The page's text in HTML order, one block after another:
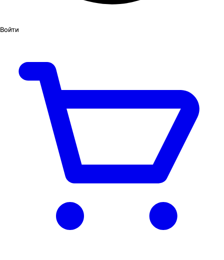
Войти